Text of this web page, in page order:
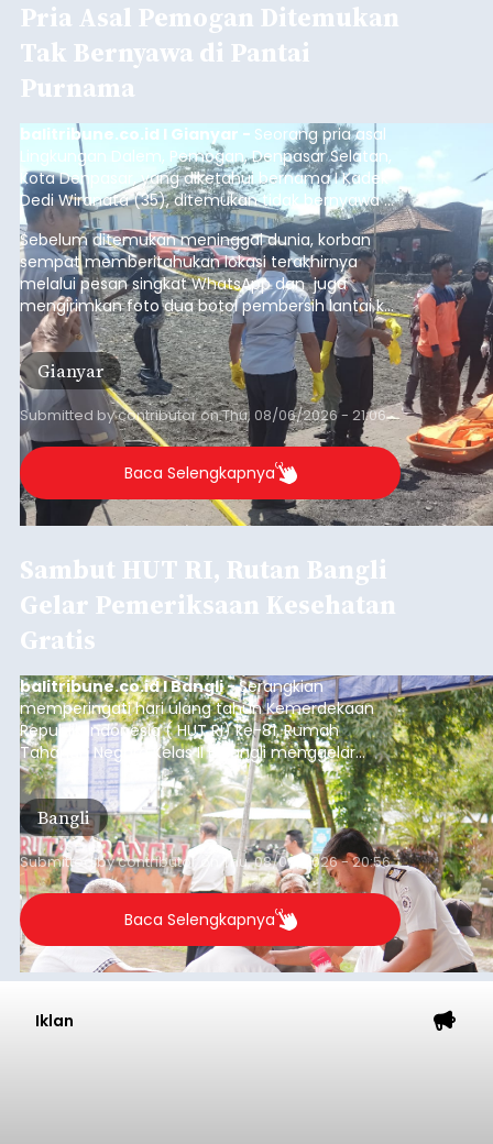
Pria Asal Pemogan Ditemukan
Tak Bernyawa di Pantai
Purnama
balitribune.co.id I Gianyar - Seorang pria asal
Lingkungan Dalem, Pemogan, Denpasar Selatan,
Kota Denpasar, yang diketahui bernama I Kadek
Dedi Wiranata (35), ditemukan tidak bernyawa di
pesisir Pantai Purnama, Sukawati.
Sebelum ditemukan meninggal dunia, korban
sempat memberitahukan lokasi terakhirnya
melalui pesan singkat WhatsApp dan juga
mengirimkan foto dua botol pembersih lantai ke
istrinya.
Gianyar
Submitted bycontributoronThu, 08/06/2026 - 21:06
Baca Selengkapnya
Sambut HUT RI, Rutan Bangli
Gelar Pemeriksaan Kesehatan
Gratis
balitribune.co.id I Bangli -Serangkian
memperingati hari ulang tahun Kemerdekaan
Republik Indonesia ( HUT RI) ke-81, Rumah
Tahanan Negara Kelas II B Bangli menggelar
kegiatan pemeriksaan kesehatan gratis, Rabu
(6/8/2026).
Bangli
Submitted bycontributor Thu, 08/06/2026 - 20:56
Baca Selengkapnya
Iklan